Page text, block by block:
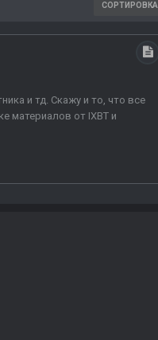
СОРТИРОВКА
и тд. Скажу и то, что все
материалов от IXBT и